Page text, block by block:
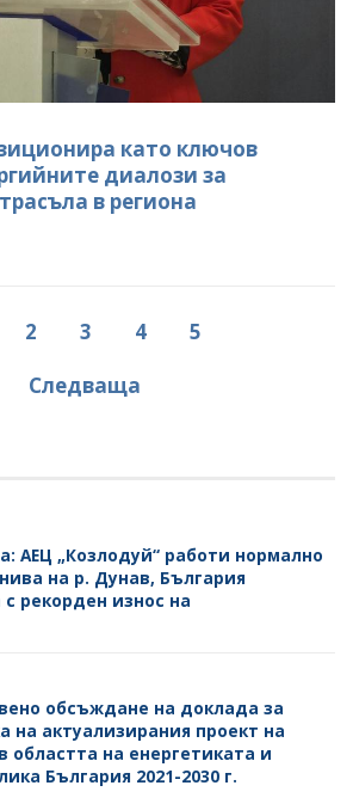
АЕЦ „Козлодуй“ работи нормално
на р. Дунав, България
рекорден износ на
обсъждане на доклада за
на актуализирания проект на
областта на енергетиката и
България 2021-2030 г.
като ключов
диалози за
в региона
2 3 4
5
Следваща